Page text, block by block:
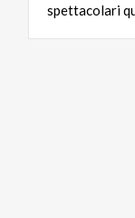
spettacolari